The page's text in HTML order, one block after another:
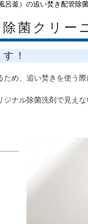
呂釜）の追い焚き配管除
菌クリー
！
め、追い焚きを使う
ナル除菌洗剤で見え